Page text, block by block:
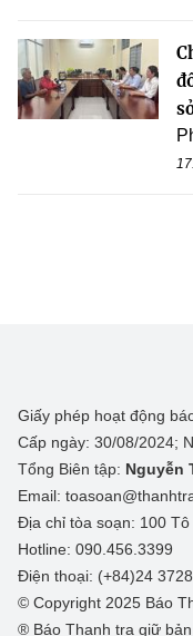
Giấy phép hoạt động
Cấp ngày: 30/08/2024;
Tổng Biên tập: Nguyễn
Email:
Địa chỉ tòa soạn: 100
Hotline: 090.456.3399
Điện thoại: (+84)24
© Copyright 2025 Báo
® Báo Thanh tra giữ